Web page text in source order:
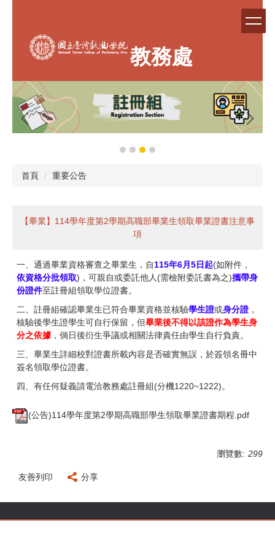
教務處
首頁 重要公告
【畢業】114學年度第2學期高職部畢業生領取畢業證書注意事
項
一、通過畢業資格審查之畢業生，自115年6月5日起(如附件，
依資格分批領取)，可親自或委託他人(需檢附委託書為之)攜帶身
份證件至註冊組領取學位證書。
二、註冊組確認畢業生已符合畢業資格並核驗學生證或身分證，
核驗後學生證學生可自行保留，但畢業後不得以該證作為學生身
分之依據 ，倘日後衍生爭議或相關法律責任由學生自行負責。
三、畢業生詳細校對證書所載內容是否確實無誤，於簽領名冊中
簽名領取學位證書。
四、有任何疑義請電洽教務處註冊組(分機1220~1222)。
(公告)114學年度第2學期高職部學生領取畢業證書期程.pdf
瀏覽數: 299
友善列印 分享